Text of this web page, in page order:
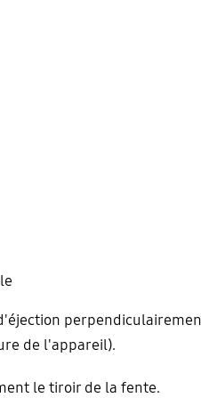
de l'appareil).
le tiroir de la fente.